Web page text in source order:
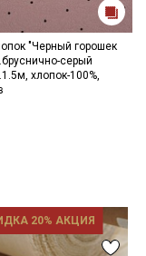
"Черный горошек
серый
хлопок-100%,
20% АКЦИЯ